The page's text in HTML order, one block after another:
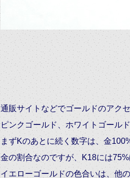
通販サイトなどでゴールドのアク
ピンクゴールド、ホワイトゴール
まずKのあとに続く数字は、金
金の割合なのですが、K18には
イエローゴールドの色合いは、他